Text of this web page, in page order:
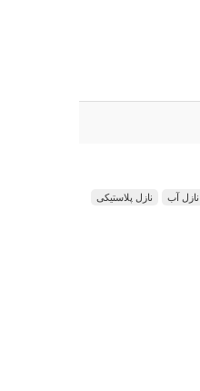
نازل آب
نازل پلاستیکی